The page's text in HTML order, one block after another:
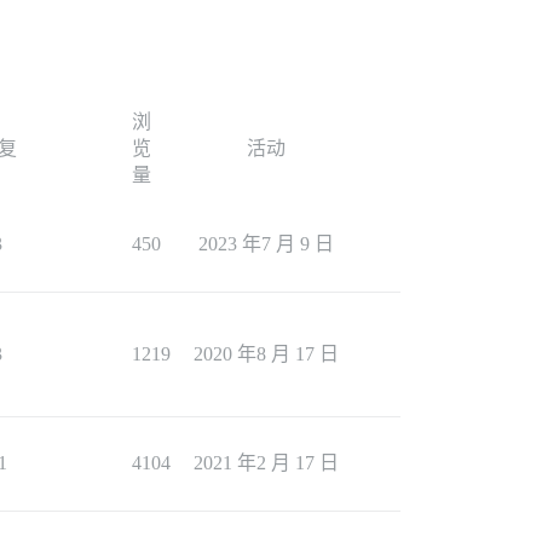
浏
览
量
活动
450 2023 年7 月 9 日
1219 2020 年8 月 17 日
4104 2021 年2 月 17 日